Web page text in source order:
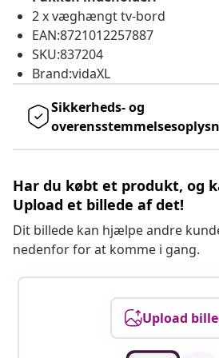
2 x væghængt tv-bord
EAN:8721012257887
SKU:837204
Brand:vidaXL
Sikkerheds- og
Har du købt et produkt, og
Upload et billede af det!
Dit billede kan hjælpe andre
nedenfor for at komme i gang.
Upload